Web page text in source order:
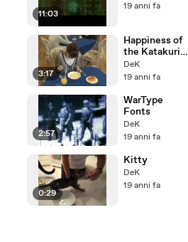
11:03
19 anni fa
3:17
Happiness of
the Katakuris:
Intro
DeK
19 anni fa
2:57
WarType
Fonts
DeK
19 anni fa
0:29
Kitty
DeK
19 anni fa